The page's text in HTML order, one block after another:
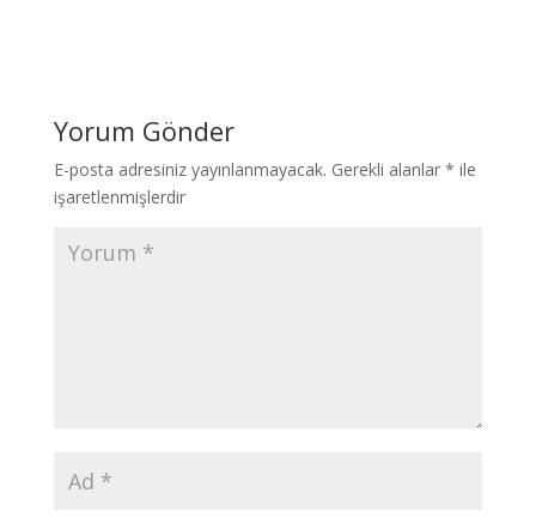
Yorum Gönder
E-posta adresiniz yayınlanmayacak. Gerekli alanlar * ile
işaretlenmişlerdir